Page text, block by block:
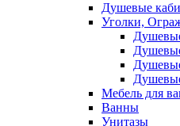
Душевые
Уголки,
Мебель для
Ванны
Унитазы